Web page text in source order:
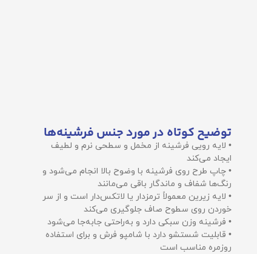
توضیح کوتاه در مورد جنس فرشینه‌ها
• لایه رویی فرشینه از مخمل و سطحی نرم و لطیف
ایجاد می‌کند
• چاپ طرح روی فرشینه با وضوح بالا انجام می‌شود و
رنگ‌ها شفاف و ماندگار باقی می‌مانند
• لایه زیرین معمولاً ترمزدار یا لاتکس‌دار است و از سر
خوردن روی سطوح صاف جلوگیری می‌کند
• فرشینه وزن سبکی دارد و به‌راحتی جابه‌جا می‌شود
• قابلیت شستشو دارد با شامپو فرش و برای استفاده
روزمره مناسب است